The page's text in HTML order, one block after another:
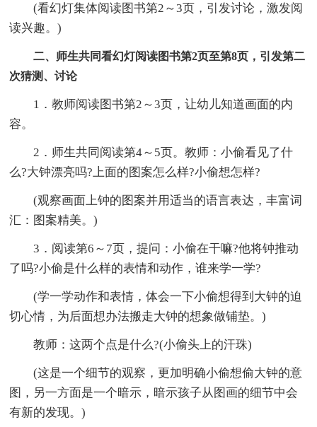
(看幻灯集体阅读图书第2～3页，引发讨论，激发阅
读兴趣。)
二、师生共同看幻灯阅读图书第2页至第8页，引发第二
次猜测、讨论
1．教师阅读图书第2～3页，让幼儿知道画面的内
容。
2．师生共同阅读第4～5页。教师：小偷看见了什
么?大钟漂亮吗?上面的图案怎么样?小偷想怎样?
(观察画面上钟的图案并用适当的语言表达，丰富词
汇：图案精美。)
3．阅读第6～7页，提问：小偷在干嘛?他将钟推动
了吗?小偷是什么样的表情和动作，谁来学一学?
(学一学动作和表情，体会一下小偷想得到大钟的迫
切心情，为后面想办法搬走大钟的想象做铺垫。)
教师：这两个点是什么?(小偷头上的汗珠)
(这是一个细节的观察，更加明确小偷想偷大钟的意
图，另一方面是一个暗示，暗示孩子从图画的细节中会
有新的发现。)